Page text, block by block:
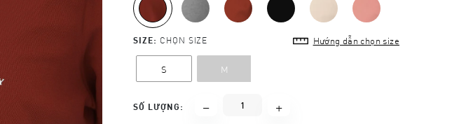
SIZE: CHỌN SIZE Hướng dẫn chọn size
S M
SỐ LƯỢNG: